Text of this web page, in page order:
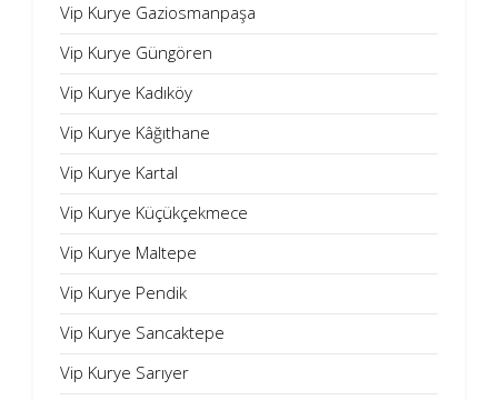
Vip Kurye Gaziosmanpaşa
Vip Kurye Güngören
Vip Kurye Kadıköy
Vip Kurye Kâğıthane
Vip Kurye Kartal
Vip Kurye Küçükçekmece
Vip Kurye Maltepe
Vip Kurye Pendik
Vip Kurye Sancaktepe
Vip Kurye Sarıyer